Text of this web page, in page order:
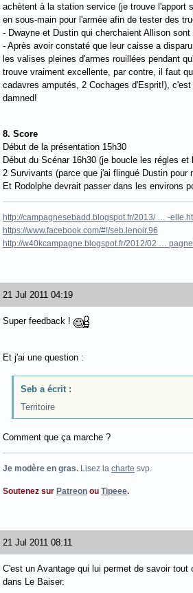
achètent à la station service (je trouve l'apport
en sous-main pour l'armée afin de tester des
- Dwayne et Dustin qui cherchaient Allison
- Après avoir constaté que leur caisse a
les valises pleines d'armes rouillées pendant
trouve vraiment excellente, par contre, il faut
cadavres amputés, 2 Cochages d'Esprit!),
damned!
8. Score
Début de la présentation 15h30
Début du Scénar 16h30 (je boucle les régles
2 Survivants (parce que j'ai flingué Dustin pour
Et Rodolphe devrait passer dans les environs
http://campagnesebadd.blogspot.fr/2013/ … -
https://www.facebook.com/#!/seb.lenoir.96
http://w40kcampagne.blogspot.fr/2012/02 …
21 Jul 2011 04:19
Super feedback !
Et j'ai une question :
Seb a écrit :
Territoire
Comment que ça marche ?
Je modère en gras. Lisez la charte svp.
Soutenez sur Patreon ou Tipeee.
21 Jul 2011 08:11
C'est un Avantage qui lui permet de savoir
dans Le Baiser.